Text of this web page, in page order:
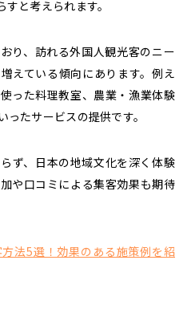
と考えられます。
り、 訪れる外国人観光客のニー
えている傾向にあります。例え
った料理教室、農業・漁業体験
たサービスの提供です。
ず、日本の地域文化を深く体験
や口コミによる集客効果も期待
法5選！効果のある施策例を紹